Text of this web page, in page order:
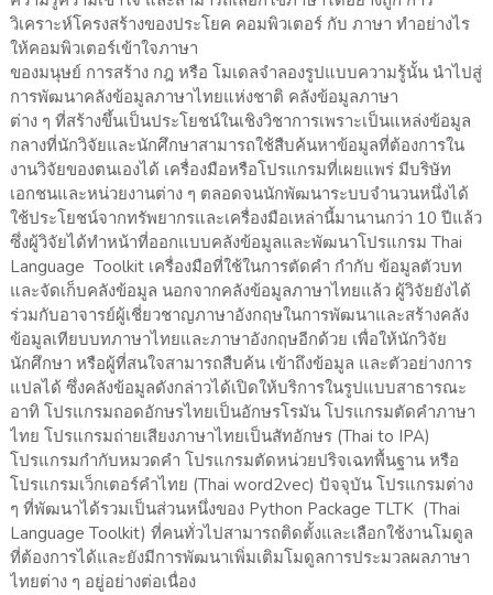
วิเคราะห์โครงสร้างของประโยค คอมพิวเตอร์ กับ ภาษา ทำอย่างไร
ให้คอมพิวเตอร์เข้าใจภาษา
ของมนุษย์ การสร้าง กฎ หรือ โมเดลจำลองรูปแบบความรู้นั้น นำไปสู่
การพัฒนาคลังข้อมูลภาษาไทยแห่งชาติ คลังข้อมูลภาษา
ต่าง ๆ ที่สร้างขึ้นเป็นประโยชน์ในเชิงวิชาการเพราะเป็นแหล่งข้อมูล
กลางที่นักวิจัยและนักศึกษาสามารถใช้สืบค้นหาข้อมูลที่ต้องการใน
งานวิจัยของตนเองได้ เครื่องมือหรือโปรแกรมที่เผยแพร่ มีบริษัท
เอกชนและหน่วยงานต่าง ๆ ตลอดจนนักพัฒนาระบบจำนวนหนึ่งได้
ใช้ประโยชน์จากทรัพยากรและเครื่องมือเหล่านี้มานานกว่า 10 ปีแล้ว
ซึ่งผู้วิจัยได้ทำหน้าที่ออกแบบคลังข้อมูลและพัฒนาโปรแกรม Thai
Language Toolkit เครื่องมือที่ใช้ในการตัดคำ กำกับ ข้อมูลตัวบท
และจัดเก็บคลังข้อมูล นอกจากคลังข้อมูลภาษาไทยแล้ว ผู้วิจัยยังได้
ร่วมกับอาจารย์ผู้เชี่ยวชาญภาษาอังกฤษในการพัฒนาและสร้างคลัง
ข้อมูลเทียบบทภาษาไทยและภาษาอังกฤษอีกด้วย เพื่อให้นักวิจัย
นักศึกษา หรือผู้ที่สนใจสามารถสืบค้น เข้าถึงข้อมูล และตัวอย่างการ
แปลได้ ซึ่งคลังข้อมูลดังกล่าวได้เปิดให้บริการในรูปแบบสาธารณะ
อาทิ โปรแกรมถอดอักษรไทยเป็นอักษรโรมัน โปรแกรมตัดคำภาษา
ไทย โปรแกรมถ่ายเสียงภาษาไทยเป็นสัทอักษร (Thai to IPA)
โปรแกรมกำกับหมวดคำ โปรแกรมตัดหน่วยปริจเฉทพื้นฐาน หรือ
โปรแกรมเว็กเตอร์คำไทย (Thai word2vec) ปัจจุบัน โปรแกรมต่าง
ๆ ที่พัฒนาได้รวมเป็นส่วนหนึ่งของ Python Package TLTK (Thai
Language Toolkit) ที่คนทั่วไปสามารถติดตั้งและเลือกใช้งานโมดูล
ที่ต้องการได้และยังมีการพัฒนาเพิ่มเติมโมดูลการประมวลผลภาษา
ไทยต่าง ๆ อยู่อย่างต่อเนื่อง